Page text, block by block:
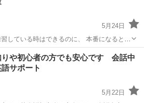
5月24日
している時はできるのに、 本番になると急
取れない。 頭が真っ
中で焦ってしまう。 特に二次試験
英会話 ネイティブ
りや初心者の方でも安心です 会話中
サポート
5月22日